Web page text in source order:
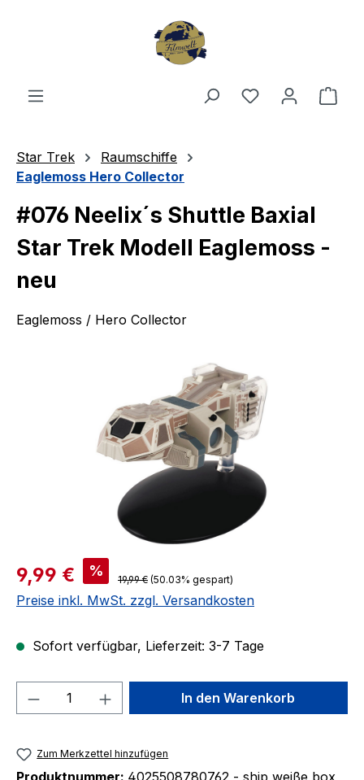
Du hast 0
Star Trek
Raumschiffe
Eaglemoss Hero Collector
#076 Neelix´s Shuttle Baxial
Star Trek Modell Eaglemoss -
neu
Eaglemoss / Hero Collector
Verkaufspreis:
9,99 € % Regulärer Preis:
19,99 € (50.03% gespart)
Preise inkl. MwSt. zzgl. Versandkosten
Sofort verfügbar, Lieferzeit: 3-7 Tage
Produkt Anzahl: Gib denIn den Warenkorb
Zum Merkzettel hinzufügen